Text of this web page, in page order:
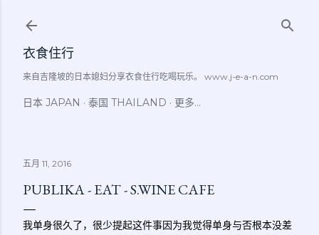
衣食住行
来自吉隆坡的日本媳妇分享衣食住行吃喝玩乐。 www.j-e-a-n.com
日本 JAPAN 泰国 THAILAND 更多…
五月 11, 2016
PUBLIKA - EAT - S.WINE CAFE
我单身很久了，很少提起这件事因为我觉得单身与否根本没差